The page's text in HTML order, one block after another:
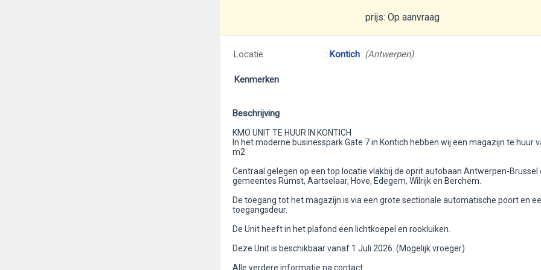
prijs: Op aanvraag
Locatie : Kontich (Antwerpen)
Kenmerken
Beschrijving
KMO UNIT TE HUUR IN KONTICH
In het moderne businesspark Gate 7 in Kontich hebben wij een magazijn te huur
m2
Centraal gelegen op een top locatie vlakbij de oprit autobaan Antwerpen-Brussel
gemeentes Rumst, Aartselaar, Hove, Edegem, Wilrijk en Berchem.
De toegang tot het magazijn is via een grote sectionale automatische poort en
toegangsdeur.
De Unit heeft in het plafond een lichtkoepel en rookluiken.
Deze Unit is beschikbaar vanaf 1 Juli 2026. (Mogelijk vroeger)
Alle verdere informatie na contact.